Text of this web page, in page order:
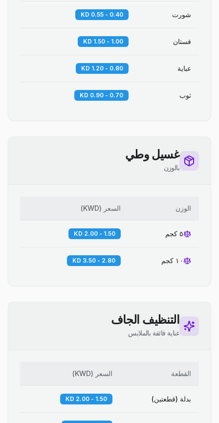
شورت 0.40 - 0.55 KD
فستان 1.00 - 1.50 KD
عباية 0.80 - 1.20 KD
ثوب 0.70 - 0.90 KD
غسيل وطي
بالوزن
الوزن السعر (
KWD
)
٥ كجم 1.50 - 2.00 KD
١٠ كجم 2.80 - 3.50 KD
التنظيف الجاف
عناية فائقة بالملابس
القطعة السعر (
KWD
)
بدلة (قطعتين) 1.50 - 2.00 KD